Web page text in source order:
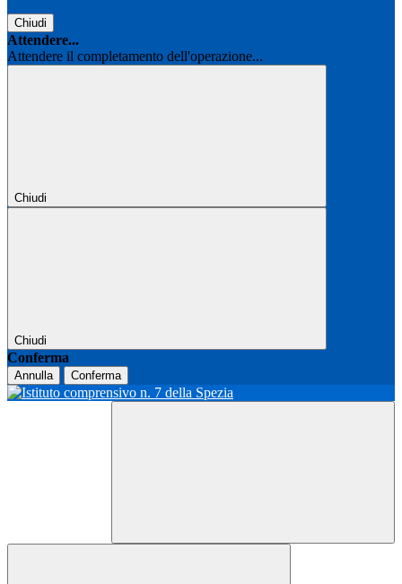
Chiudi
Attendere...
Attendere il completamento dell'operazione...
Chiudi
Chiudi
Conferma
Annulla Conferma